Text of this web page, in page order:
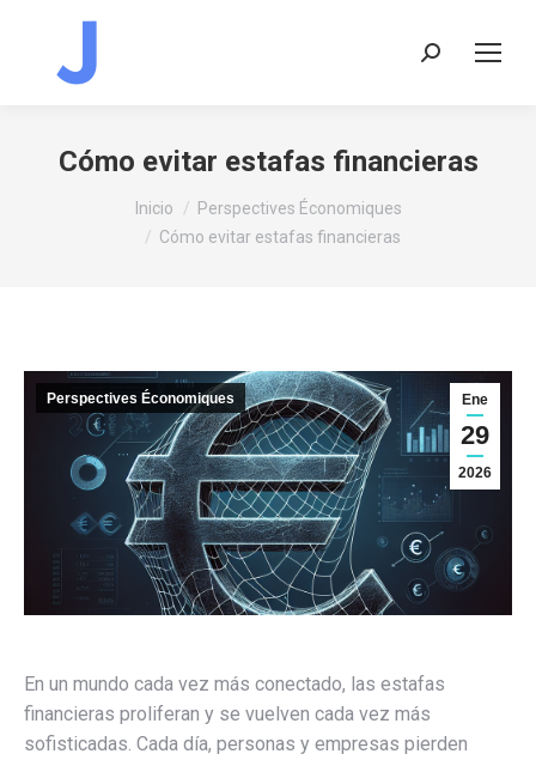
Buscar:
Cómo evitar estafas financieras
Inicio
Perspectives Économiques
Cómo evitar estafas financieras
Ene
29
2026
Perspectives Économiques
En un mundo cada vez más conectado, las estafas
financieras proliferan y se vuelven cada vez más
sofisticadas. Cada día, personas y empresas pierden